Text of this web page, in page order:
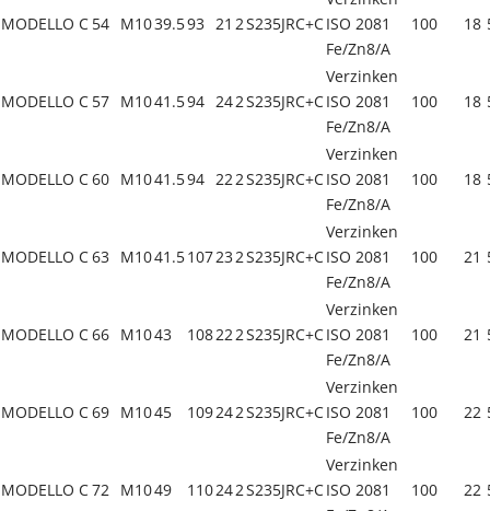
MODELLO C 54 M1039.593 21 2S235JRC+CISO 2081
Fe/Zn8/A
100 18
MODELLO C 57 M1041.594 242S235JRC+C
Verzinken
ISO 2081
Fe/Zn8/A
100 18
MODELLO C60 M1041.594 222S235JRC+C
Verzinken
ISO 2081
Fe/Zn8/A
100 18
MODELLO C63 M1041.5107232S235JRC+C
Verzinken
ISO 2081
Fe/Zn8/A
100 21
MODELLO C66 M1043 108222S235JRC+C
Verzinken
ISO 2081
Fe/Zn8/A
100 21
MODELLO C69 M1045 109242S235JRC+C
Verzinken
ISO 2081
Fe/Zn8/A
100 22
MODELLO C72 M1049 110242S235JRC+C
Verzinken
ISO 2081
100 22